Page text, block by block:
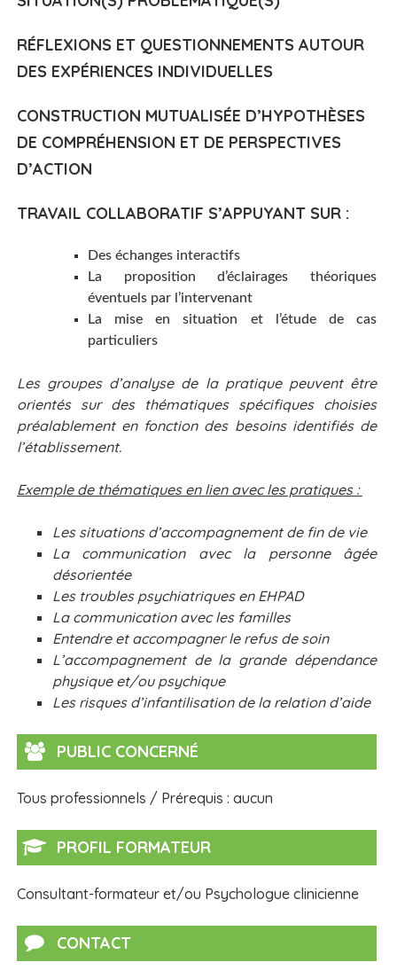
RÉFLEXIONS ET QUESTIONNEMENTS AUTOUR
DES EXPÉRIENCES INDIVIDUELLES
CONSTRUCTION MUTUALISÉE D’HYPOTHÈSES
DE COMPRÉHENSION ET DE PERSPECTIVES
D’ACTION
TRAVAIL COLLABORATIF S’APPUYANT SUR :
Des échanges interactifs
La proposition d’éclairages théoriques
éventuels par l’intervenant
La mise en situation et l’étude de cas
particuliers
Les groupes d’analyse de la pratique peuvent être
orientés sur des thématiques spécifiques choisies
préalablement en fonction des besoins identifiés de
l’établissement.
Exemple de thématiques en lien avec les pratiques :
Les situations d’accompagnement de fin de vie
La communication avec la personne âgée
désorientée
Les troubles psychiatriques en EHPAD
La communication avec les familles
Entendre et accompagner le refus de soin
L’accompagnement de la grande dépendance
physique et/ou psychique
Les risques d’infantilisation de la relation d’aide
PUBLIC CONCERNÉ
Tous professionnels / Prérequis : aucun
PROFIL FORMATEUR
Consultant-formateur et/ou Psychologue clinicienne
CONTACT